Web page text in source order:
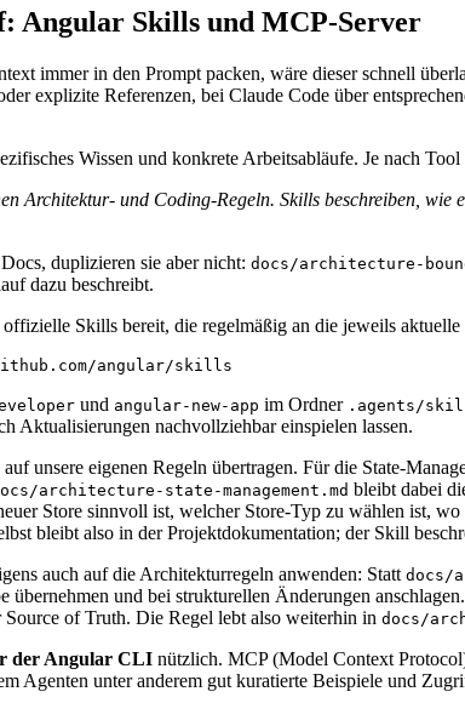
Angular Skills und MCP-Server
immer in den Prompt packen, wäre dieser schnell
explizite Referenzen, bei Claude Code über
Wissen und konkrete Arbeitsabläufe. Je nach
Architektur- und Coding-Regeln. Skills beschreiben,
duplizieren sie aber nicht: docs/architecture-
dazu beschreibt.
Skills bereit, die regelmäßig an die jeweils
angular/skills
und angular-new-app im Ordner .agents/
Aktualisierungen nachvollziehbar einspielen lassen.
unsere eigenen Regeln übertragen. Für die State-
architecture-state-management.md bleibt dabei
Store sinnvoll ist, welcher Store-Typ zu wählen ist,
bleibt also in der Projektdokumentation; der Skill
auch auf die Architekturregeln anwenden: Statt docs/
übernehmen und bei strukturellen Änderungen
of Truth. Die Regel lebt also weiterhin in docs/
der Angular CLI nützlich. MCP (Model Context
Agenten unter anderem gut kuratierte Beispiele und